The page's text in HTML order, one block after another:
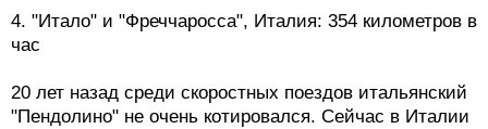
4. "Итало" и "Фреччаросса", Италия: 354 километров в
час
20 лет назад среди скоростных поездов итальянский
"Пендолино" не очень котировался. Сейчас в Италии